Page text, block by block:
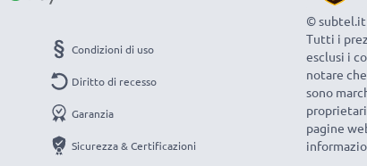
Condizioni di uso
Diritto di recesso
Garanzia
Sicurezza & Certificazioni
© subtel.it
Tutti i
esclusi i
notare
sono
pagine